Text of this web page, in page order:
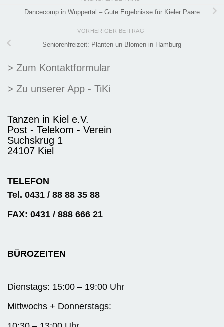
Dancecomp in Wuppertal – Gute Ergebnisse für Kieler Paare
VORHERIGER BEITRAG
Seniorenfreizeit: Planten un Blomen in Hamburg
> Zum Kontaktformular
> Zu unserer App - TiKi
Tanzen in Kiel e.V.
Post - Telekom - Verein
Suchskrug 1
24107 Kiel
TELEFON
Tel. 0431 / 88 88 35 88
FAX: 0431 / 888 666 21
BÜROZEITEN
Dienstags: 15:00 – 19:00 Uhr
Mittwochs + Donnerstags: